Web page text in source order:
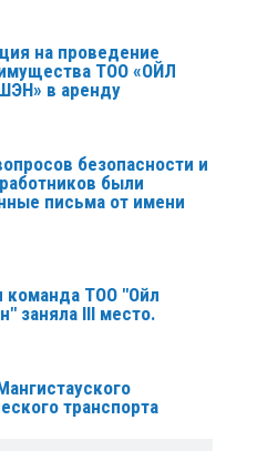
на проведение
ТОО «ОЙЛ
в аренду
безопасности и
были
письма от имени
команда ТОО "Ойл
заняла ІІІ место.
транспорта